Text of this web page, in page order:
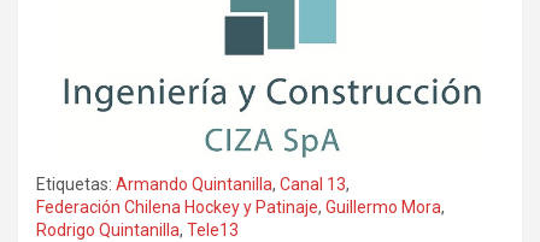
Etiquetas: Armando Quintanilla, Canal 13,
Federación Chilena Hockey y Patinaje, Guillermo Mora,
Rodrigo Quintanilla, Tele13